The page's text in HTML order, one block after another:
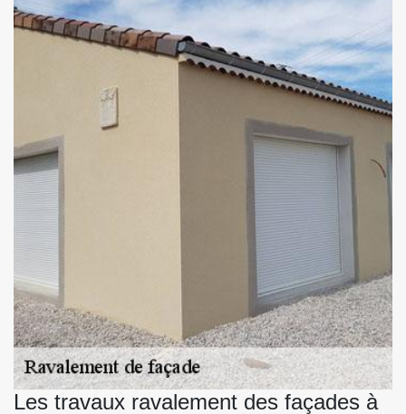
Les travaux ravalement des façades à